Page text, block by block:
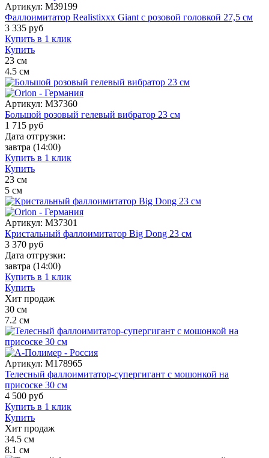
Артикул: M39199
Фаллоимитатор Realistixxx Giant с розовой головкой 27,5 см
3 335 руб
Купить в 1 клик
Купить
23 см
4.5 см
Артикул: M37360
Большой розовый гелевый вибратор 23 см
1 715 руб
Дата отгрузки:
завтра (14:00)
Купить в 1 клик
Купить
23 см
5 см
Артикул: M37301
Кристальный фаллоимитатор Big Dong 23 см
3 370 руб
Дата отгрузки:
завтра (14:00)
Купить в 1 клик
Купить
Хит продаж
30 см
7.2 см
Артикул: M178965
Телесный фаллоимитатор-супергигант с мошонкой на
присоске 30 см
4 500 руб
Купить в 1 клик
Купить
Хит продаж
34.5 см
8.1 см